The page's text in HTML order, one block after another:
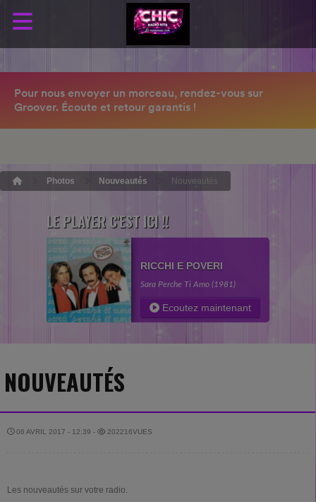
Photos Nouveautés Nouveautés
LE PLAYER C'EST ICI !!
RICCHI E POVERI
Sara Perche Ti Amo (1981)
Ecoutez maintenant
NOUVEAUTÉS
06 AVRIL 2017 - 12:39 - 202216VUES
Les nouveautés sur votre radio.